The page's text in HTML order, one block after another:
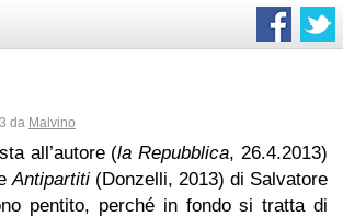
da Malvino
all’autore (la Repubblica, 26.4.2013)
Antipartiti (Donzelli, 2013) di Salvatore
pentito, perché in fondo si tratta di